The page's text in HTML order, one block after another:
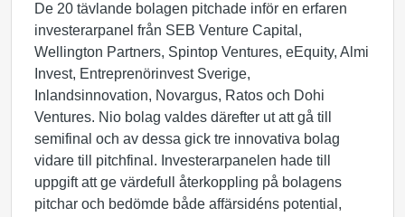
De 20 tävlande bolagen pitchade inför en erfaren
investerarpanel från SEB Venture Capital,
Wellington Partners, Spintop Ventures, eEquity, Almi
Invest, Entreprenörinvest Sverige,
Inlandsinnovation, Novargus, Ratos och Dohi
Ventures. Nio bolag valdes därefter ut att gå till
semifinal och av dessa gick tre innovativa bolag
vidare till pitchfinal. Investerarpanelen hade till
uppgift att ge värdefull återkoppling på bolagens
pitchar och bedömde både affärsidéns potential,